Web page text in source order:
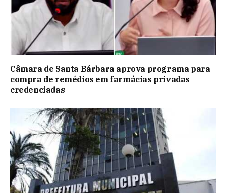
Câmara de Santa Bárbara aprova programa para
compra de remédios em farmácias privadas
credenciadas